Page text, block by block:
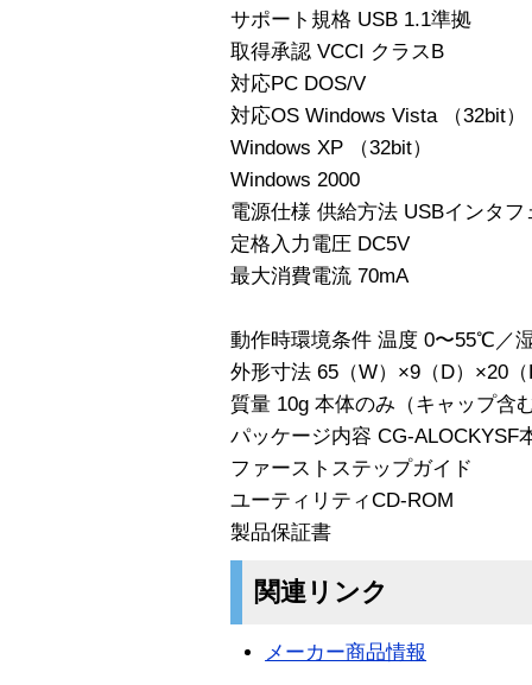
サポート規格 USB 1.1準拠
取得承認 VCCI クラスB
対応PC DOS/V
対応OS Windows Vista （32bit）
Windows XP （32bit）
Windows 2000
電源仕様 供給方法 USBインタ
定格入力電圧 DC5V
最大消費電流 70mA
動作時環境条件 温度 0〜55℃／
外形寸法 65（W）×9（D）×20
質量 10g 本体のみ（キャップ含
パッケージ内容 CG-ALOCKYSF
ファーストステップガイド
ユーティリティCD-ROM
製品保証書
関連リンク
メーカー商品情報